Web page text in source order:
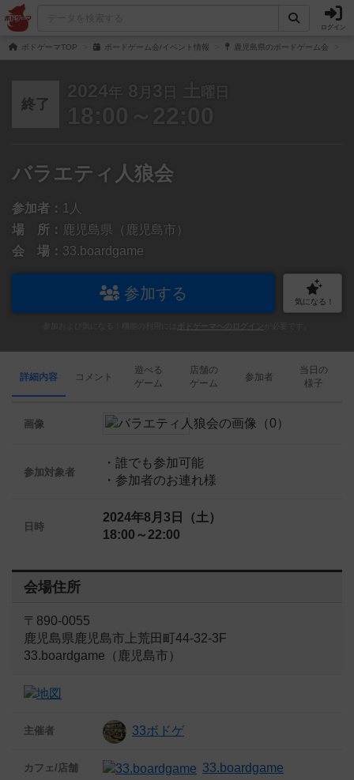
ログイン
ボドゲーマTOP ボードゲーム会/イベント情報 鹿児島県のボードゲーム会
終了
2024年 8 月 3 日 土 曜日
18:00～22:00
バラエティ人狼会
参加者： 1人
場 所：
鹿児島県（鹿児島市）
会 場： 33.boardgame
参加する 気になる！
ボドゲーマへのログイン
詳細内容 コメント
遊べる
ゲーム
店舗の
ゲーム
参加者
当日の
様子
画像
参加対象者
・誰でも参加可能
・参加者のお連れ様
日時
2024年8月3日（土）
18:00～22:00
会場住所
〒890-0055
鹿児島県鹿児島市上荒田町44-32-3F
33.boardgame（鹿児島市）
主催者 33ボドゲ
カフェ/店舗 33.boardgame